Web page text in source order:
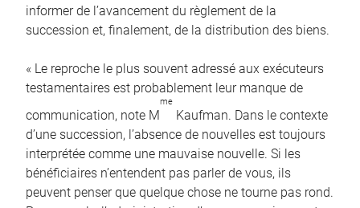
informer de l’avancement du règlement de la
succession et, finalement, de la distribution des biens.
« Le reproche le plus souvent adressé aux exécuteurs
testamentaires est probablement leur manque de
communication, note M
me
Kaufman. Dans le contexte
d’une succession, l’absence de nouvelles est toujours
interprétée comme une mauvaise nouvelle. Si les
bénéficiaires n’entendent pas parler de vous, ils
peuvent penser que quelque chose ne tourne pas rond.